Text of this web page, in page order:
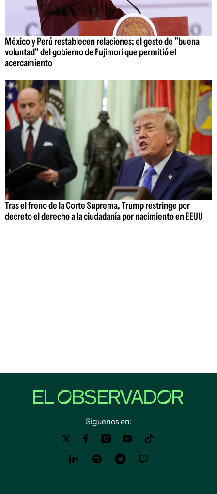
México y Perú restablecen relaciones: el gesto de "buena
voluntad" del gobierno de Fujimori que permitió el
acercamiento
Tras el freno de la Corte Suprema, Trump restringe por
decreto el derecho a la ciudadanía por nacimiento en EEUU
Siguenos en: